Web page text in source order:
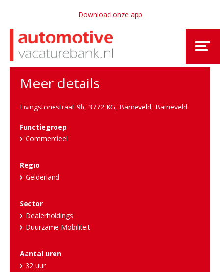
Download onze app
Meer details
Livingstonestraat 9b, 3772 KG, Barneveld, Barneveld
Functiegroep
Commercieel
Regio
Gelderland
Sector
Dealerholdings
Duurzame Mobiliteit
Aantal uren
32 uur